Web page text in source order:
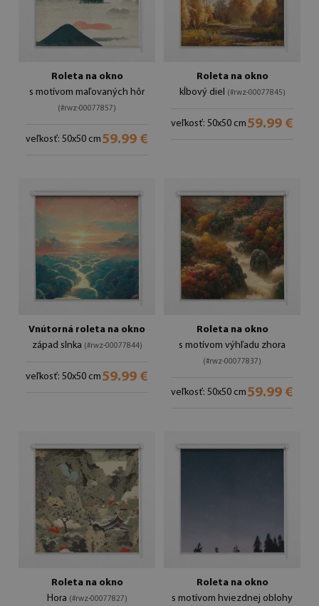
Roleta na okno
s motívom maľovaných hôr
(#rwz-00077857)
veľkosť: 50x50 cm 59.99 €
Roleta na okno
kĺbový diel (#rwz-00077845)
veľkosť: 50x50 cm 59.99 €
Vnútorná roleta na okno
západ slnka (#rwz-00077844)
veľkosť: 50x50 cm 59.99 €
Roleta na okno
s motívom výhľadu zhora
(#rwz-00077837)
veľkosť: 50x50 cm 59.99 €
Roleta na okno
Hora (#rwz-00077827)
Roleta na okno
s motívom hviezdnej oblohy